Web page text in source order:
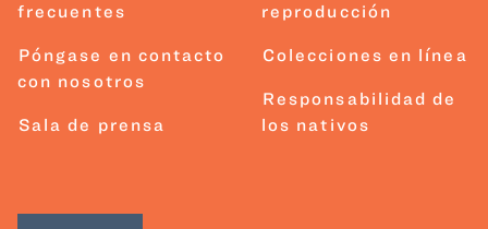
frecuentes
Póngase en contacto
con nosotros
Sala de prensa
reproducción
Colecciones en línea
Responsabilidad de
los nativos